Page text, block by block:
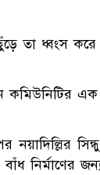
তা ধ্বংস
কমিউনিটির
নয়াদিল্লির
নির্মাণের